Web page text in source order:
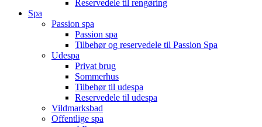
Reservedele til rengøring
Spa
Passion spa
Passion spa
Tilbehør og reservedele til Passion Spa
Udespa
Privat brug
Sommerhus
Tilbehør til udespa
Reservedele til udespa
Vildmarksbad
Offentlige spa